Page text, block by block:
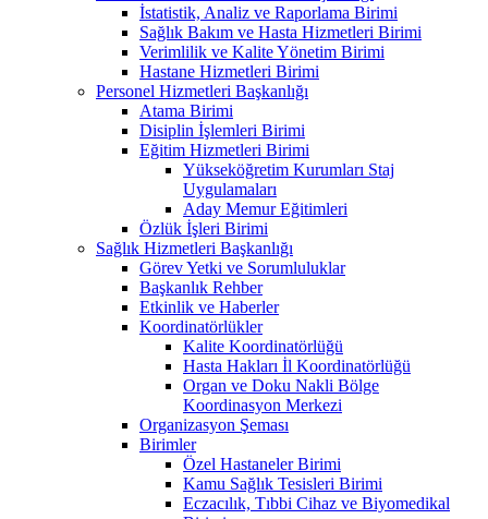
İstatistik, Analiz ve Raporlama Birimi
Sağlık Bakım ve Hasta Hizmetleri Birimi
Verimlilik ve Kalite Yönetim Birimi
Hastane Hizmetleri Birimi
Personel Hizmetleri Başkanlığı
Atama Birimi
Disiplin İşlemleri Birimi
Eğitim Hizmetleri Birimi
Yükseköğretim Kurumları Staj
Uygulamaları
Aday Memur Eğitimleri
Özlük İşleri Birimi
Sağlık Hizmetleri Başkanlığı
Görev Yetki ve Sorumluluklar
Başkanlık Rehber
Etkinlik ve Haberler
Koordinatörlükler
Kalite Koordinatörlüğü
Hasta Hakları İl Koordinatörlüğü
Organ ve Doku Nakli Bölge
Koordinasyon Merkezi
Organizasyon Şeması
Birimler
Özel Hastaneler Birimi
Kamu Sağlık Tesisleri Birimi
Eczacılık, Tıbbi Cihaz ve Biyomedikal